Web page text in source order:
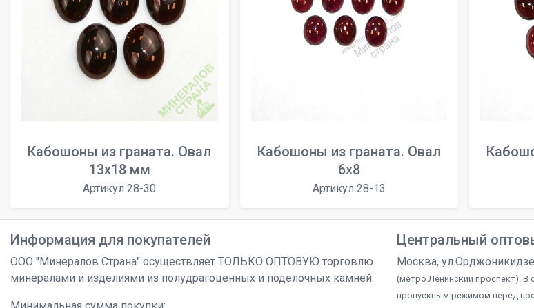
Кабошоны из граната. Овал
13x18 мм
Артикул 28-30
Кабошоны из граната. Овал
6x8
Артикул 28-13
Информация для покупателей
ООО "Минералов Страна" осуществляет ТОЛЬКО ОПТОВУЮ торговлю
минералами и изделиями из полудрагоценных и поделочных камней.
Центральный
Москва,
(метро Ленинский проспект). В
пропускным режимом перед